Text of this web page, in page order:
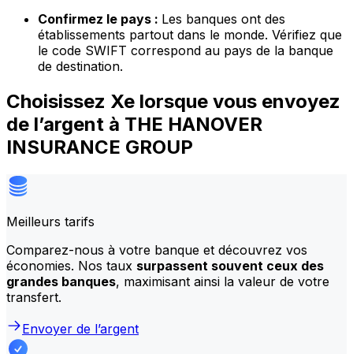
Confirmez le pays : Les banques ont des
établissements partout dans le monde. Vérifiez que
le code SWIFT correspond au pays de la banque
de destination.
Choisissez Xe lorsque vous envoyez
de l’argent à THE HANOVER
INSURANCE GROUP
Meilleurs tarifs
Comparez-nous à votre banque et découvrez vos
économies. Nos taux surpassent souvent ceux des
grandes banques, maximisant ainsi la valeur de votre
transfert.
Envoyer de l’argent